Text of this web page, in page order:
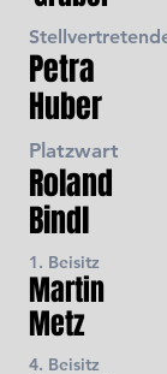
Petra
Huber
Platzwart
Roland
Bindl
1. Beisitz
Martin
Metz
4. Beisitz